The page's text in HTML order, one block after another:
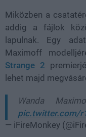
Miközben a
addig a fájlok
lapulnak. Egy
Maximoff
Strange 2
lehet majd
Wanda
pic.twitter.com/
— iFireMonkey